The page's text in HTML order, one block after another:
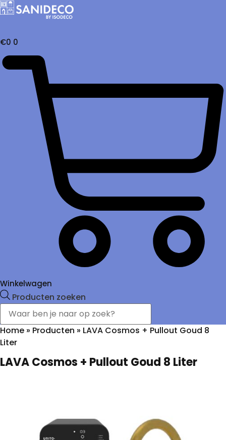
€0 0
Winkelwagen
Producten zoeken
Home » Producten » LAVA Cosmos + Pullout Goud 8
Liter
LAVA Cosmos + Pullout Goud 8 Liter